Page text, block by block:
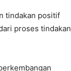
tindakan positif
proses tindakan